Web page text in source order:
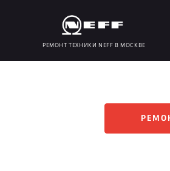
РЕМОНТ ТЕХНИКИ NEFF В МОСКВЕ